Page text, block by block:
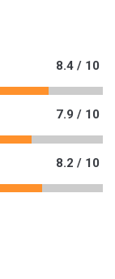
8.4 / 10
7.9 / 10
8.2 / 10